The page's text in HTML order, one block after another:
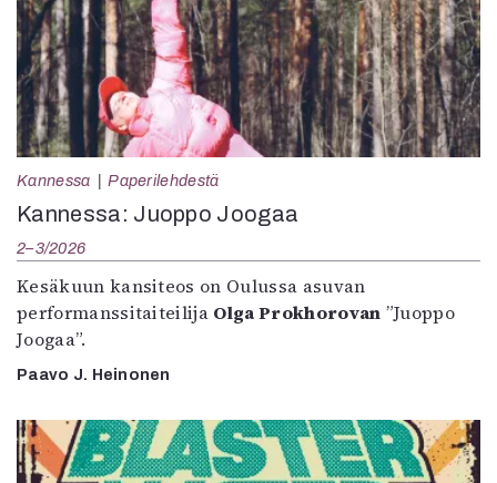
Kannessa Paperilehdestä
Kannessa: Juoppo Joogaa
2–3/2026
Kesäkuun kansiteos on Oulussa asuvan
performanssitaiteilija Olga Prokhorovan ”Juoppo
Joogaa”.
Paavo J. Heinonen